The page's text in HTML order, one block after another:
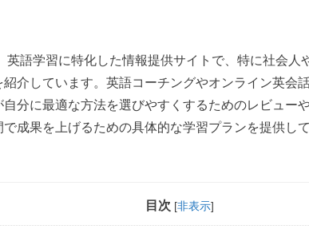
英語学習に特化した情報提供サイトで、特に社会人
介しています。英語コーチングやオンライン英会
分に最適な方法を選びやすくするためのレビュー
で成果を上げるための具体的な学習プランを提供し
目次 [非表示]